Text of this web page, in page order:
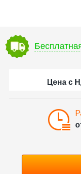
Цена с